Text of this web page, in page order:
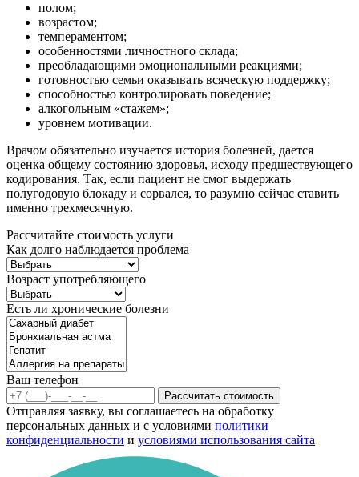
полом;
возрастом;
темпераментом;
особенностями личностного склада;
преобладающими эмоциональными реакциями;
готовностью семьи оказывать всяческую поддержку;
способностью контролировать поведение;
алкогольным «стажем»;
уровнем мотивации.
Врачом обязательно изучается история болезней, дается
оценка общему состоянию здоровья, исходу предшествующего
кодирования. Так, если пациент не смог выдержать
полугодовую блокаду и сорвался, то разумно сейчас ставить
именно трехмесячную.
Рассчитайте стоимость услуги
Как долго наблюдается проблема
Возраст употребляющего
Есть ли хронические болезни
Ваш телефон
Рассчитать стоимость
Отправляя заявку, вы соглашаетесь на обработку
персональных данных и с условиями политики
конфиденциальности и условиями использования сайта